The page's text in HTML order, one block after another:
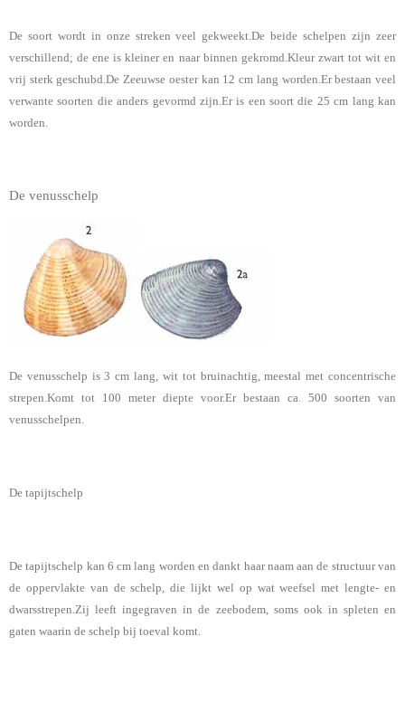
De soort wordt in onze streken veel gekweekt.De beide schelpen zijn zeer
verschillend; de ene is kleiner en naar binnen gekromd.Kleur zwart tot wit en
vrij sterk geschubd.De Zeeuwse oester kan 12 cm lang worden.Er bestaan veel
verwante soorten die anders gevormd zijn.Er is een soort die 25 cm lang kan
worden.
De venusschelp
De venusschelp is 3 cm lang, wit tot bruinachtig, meestal met concentrische
strepen.Komt tot 100 meter diepte voor.Er bestaan ca. 500 soorten van
venusschelpen.
De tapijtschelp
De tapijtschelp kan 6 cm lang worden en dankt haar naam aan de structuur van
de oppervlakte van de schelp, die lijkt wel op wat weefsel met lengte- en
dwarsstrepen.Zij leeft ingegraven in de zeebodem, soms ook in spleten en
gaten waarin de schelp bij toeval komt.